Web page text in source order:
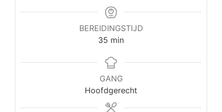
BEREIDINGSTIJD
35 minuten
min
GANG
Hoofdgerecht